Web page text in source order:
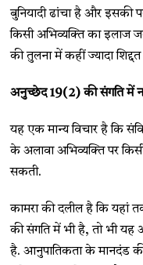
बुनियादी ढांचा है और इसकी
किसी अभिव्यक्ति का इलाज
की तुलना में कहीं ज्यादा
अनुच्छेद 19(2)की संगति में
यह एक मान्य विचार है कि
के अलावा अभिव्यक्ति पर
सकती.
कामरा की दलील है कि यहां
की संगति में भी है, तो भी
है. आनुपातिकता के मानदंड